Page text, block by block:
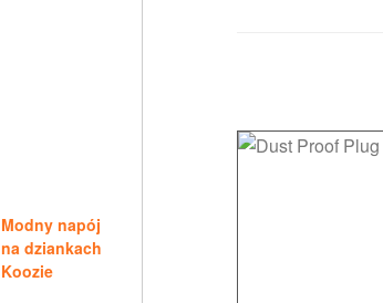
Modny napój
na dziankach
Koozie